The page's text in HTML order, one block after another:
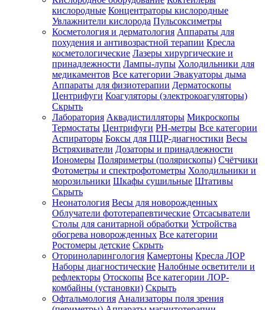
Зарегистрироваться
Зачем
регистрироваться?
Все
покупки
одном
месте
Личный
менеджер
Отслеживание
статуса
заказа
кислородные Концентраторы кислородные
Увлажнители кислорода Пульсоксиметры
Косметология и дерматология Аппараты для
похудения и антивозрастной терапии Кресла
косметологические Лазеры хирургические и
принадлежности Лампы-лупы Холодильники для
медикаментов Все категории Эвакуаторы дыма
Аппараты для физиотерапии Дерматоскопы
Центрифуги Коагуляторы (электрокоагуляторы)
Скрыть
Лаборатория Аквадистилляторы Микроскопы
Термостаты Центрифуги PH-метры Все категории
Аспираторы Боксы для ПЦР-диагностики Весы
Встряхиватели Дозаторы и принадлежности
Иономеры Поляриметры (полярископы) Счётчики
Фотометры и спектрофотометры Холодильники и
морозильники Шкафы сушильные Штативы
Скрыть
Неонатология Весы для новорожденных
Облучатели фототерапевтические Отсасыватели
Столы для санитарной обработки Устройства
обогрева новорожденных Все категории
Ростомеры детские Скрыть
Оториноларингология Камертоны Кресла ЛОР
Наборы диагностические Налобные осветители и
рефлекторы Отоскопы Все категории ЛОР-
комбайны (установки) Скрыть
Офтальмология Анализаторы поля зрения